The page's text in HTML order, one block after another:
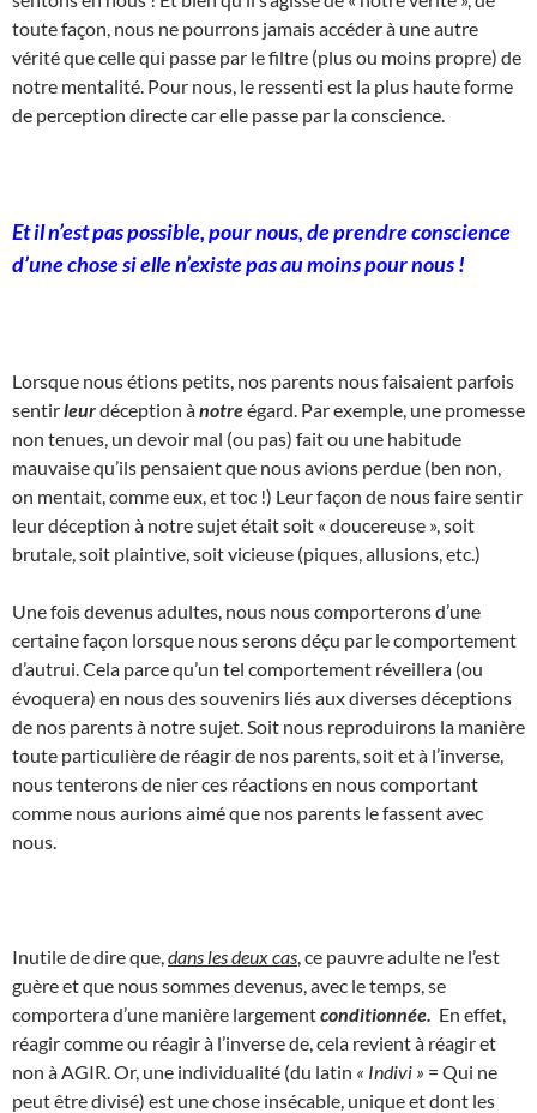
toute façon, nous ne pourrons jamais accéder à une autre
vérité que celle qui passe par le filtre (plus ou moins propre) de
notre mentalité. Pour nous, le ressenti est la plus haute forme
de perception directe car elle passe par la conscience.
Et il n’est pas possible, pour nous, de prendre conscience
d’une chose si elle n’existe pas au moins pour nous !
Lorsque nous étions petits, nos parents nous faisaient parfois
sentirleurdéception ànotreégard. Par exemple, une promesse
non tenues, un devoir mal (ou pas) fait ou une habitude
mauvaise qu’ils pensaient que nous avions perdue (ben non,
on mentait, comme eux, et toc !) Leur façon de nous faire sentir
leur déception à notre sujet était soit « doucereuse », soit
brutale, soit plaintive, soit vicieuse (piques, allusions, etc.)
Une fois devenus adultes, nous nous comporterons d’une
certaine façon lorsque nous serons déçu par le comportement
d’autrui. Cela parce qu’un tel comportement réveillera (ou
évoquera) en nous des souvenirs liés aux diverses déceptions
de nos parents à notre sujet. Soit nous reproduirons la manière
toute particulière de réagir de nos parents, soit et à l’inverse,
nous tenterons de nier ces réactions en nous comportant
comme nous aurions aimé que nos parents le fassent avec
nous.
Inutile de dire que, dans les deux cas , ce pauvre adulte ne l’est
guère et que nous sommes devenus, avec le temps, se
comportera d’une manière largementconditionnée. En effet,
réagir comme ou réagir à l’inverse de, cela revient à réagir et
non à AGIR. Or, une individualité (du latin « Indivi » = Qui ne
peut être divisé) est une chose insécable, unique et dont les